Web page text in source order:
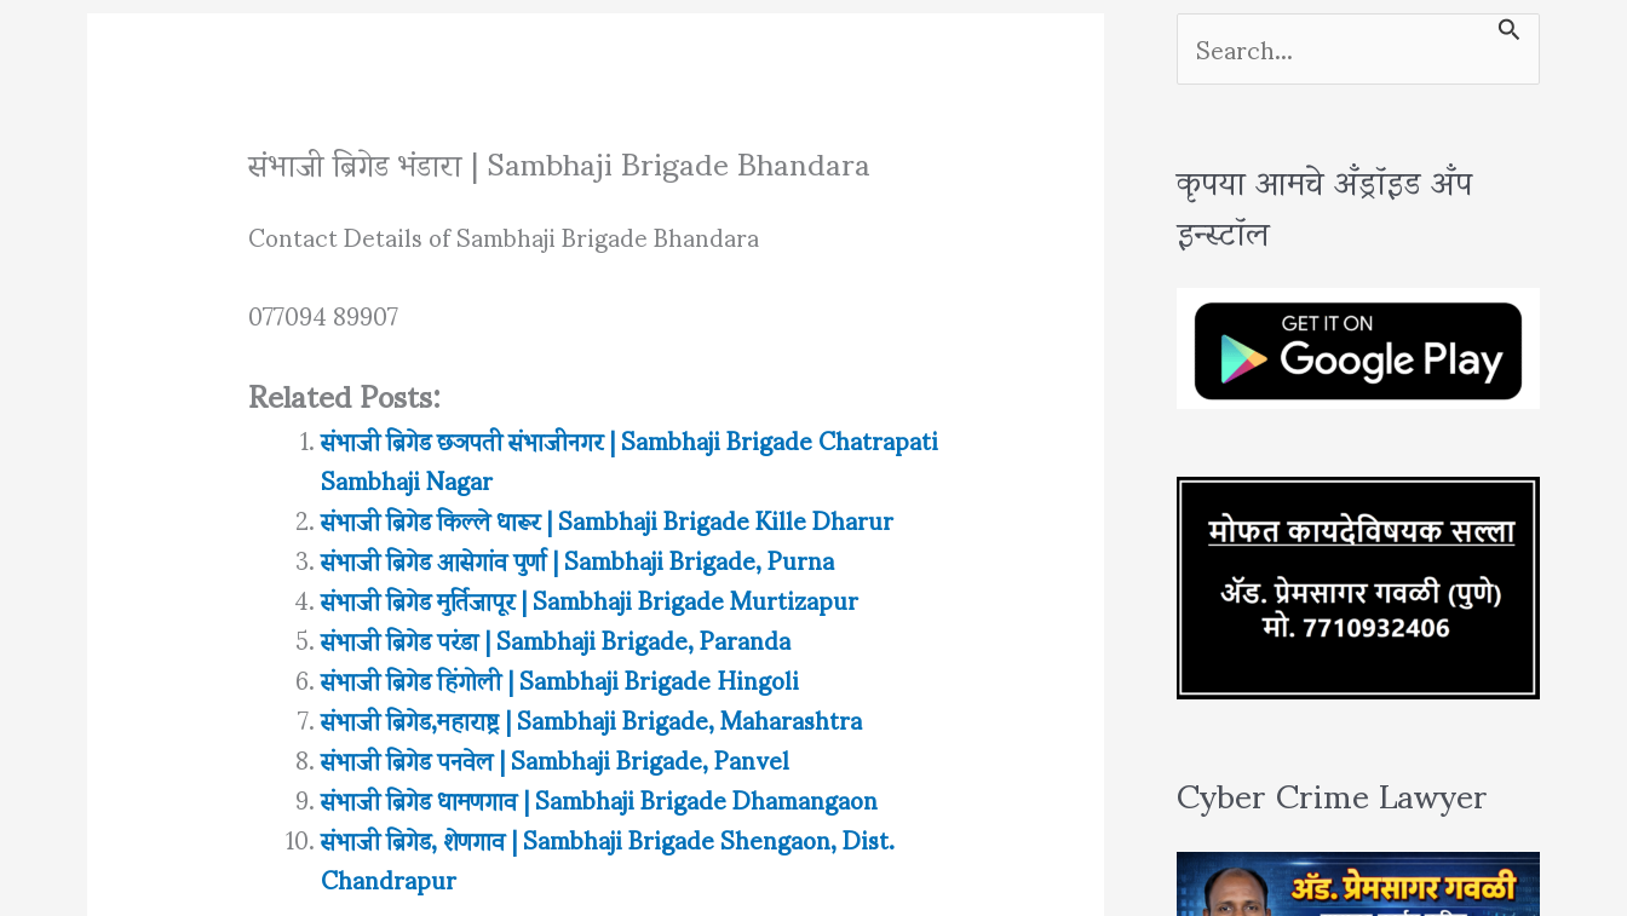
संभाजी ब्रिगेड भंडारा | Sambhaji Brigade Bhandara
Contact Details of Sambhaji Brigade Bhandara
077094 89907
Related Posts:
संभाजी ब्रिगेड छञपती संभाजीनगर | Sambhaji Brigade Chatrapati
Sambhaji Nagar
संभाजी ब्रिगेड किल्ले धारूर | Sambhaji Brigade Kille Dharur
संभाजी ब्रिगेड आसेगांव पुर्णा | Sambhaji Brigade, Purna
संभाजी ब्रिगेड मुर्तिजापूर | Sambhaji Brigade Murtizapur
संभाजी ब्रिगेड परंडा | Sambhaji Brigade, Paranda
संभाजी ब्रिगेड हिंगोली | Sambhaji Brigade Hingoli
संभाजी ब्रिगेड,महाराष्ट्र | Sambhaji Brigade, Maharashtra
संभाजी ब्रिगेड पनवेल | Sambhaji Brigade, Panvel
संभाजी ब्रिगेड धामणगाव | Sambhaji Brigade Dhamangaon
संभाजी ब्रिगेड, शेणगाव | Sambhaji Brigade Shengaon, Dist.
Chandrapur
S
e
r
c
:
कृपया आमचे अँड्रॉइड अँप
इन्स्टॉल
Cyber Crime Lawyer